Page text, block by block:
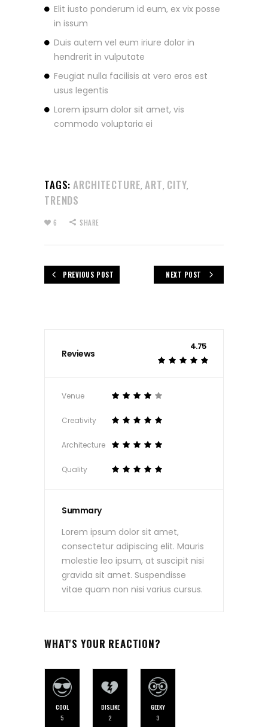
Elit iusto ponderum id eum, ex vix posse
in issum
Duis autem vel eum iriure dolor in
hendrerit in vulputate
Feugiat nulla facilisis at vero eros est
usus legentis
Lorem ipsum dolor sit amet, vis
commodo voluptaria ei
TAGS: ARCHITECTURE,ART, CITY,
TRENDS
6 SHARE
PREVIOUS POST NEXT POST
Reviews
4.75
Venue
Creativity
Architecture
Quality
Summary
Lorem ipsum dolor sit amet,
consectetur adipiscing elit. Mauris
molestie leo ipsum, at suscipit nisi
gravida sit amet. Suspendisse
vitae quam non nisi varius cursus.
WHAT'S YOUR REACTION?
COOL
5
DISLIKE
2
GEEKY
3